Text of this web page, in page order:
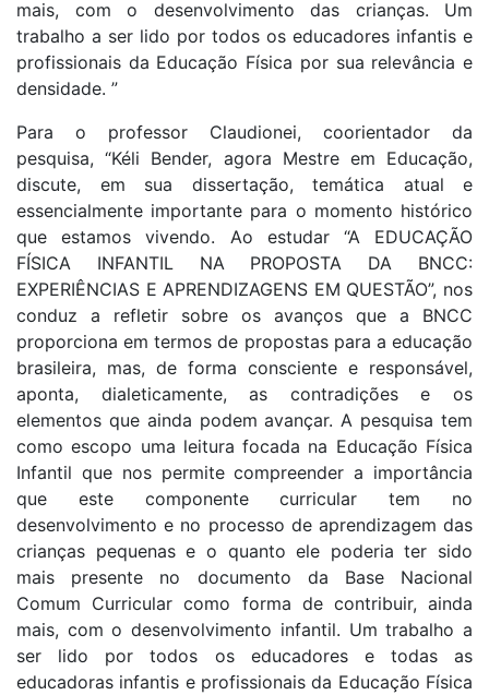
mais, com o desenvolvimento das crianças. Um
trabalho a ser lido por todos os educadores infantis e
profissionais da Educação Física por sua relevância e
densidade. ”
Para o professor Claudionei, coorientador da
pesquisa, “Kéli Bender, agora Mestre em Educação,
discute, em sua dissertação, temática atual e
essencialmente importante para o momento histórico
que estamos vivendo. Ao estudar “A EDUCAÇÃO
FÍSICA INFANTIL NA PROPOSTA DA BNCC:
EXPERIÊNCIAS E APRENDIZAGENS EM QUESTÃO”, nos
conduz a refletir sobre os avanços que a BNCC
proporciona em termos de propostas para a educação
brasileira, mas, de forma consciente e responsável,
aponta, dialeticamente, as contradições e os
elementos que ainda podem avançar. A pesquisa tem
como escopo uma leitura focada na Educação Física
Infantil que nos permite compreender a importância
que este componente curricular tem no
desenvolvimento e no processo de aprendizagem das
crianças pequenas e o quanto ele poderia ter sido
mais presente no documento da Base Nacional
Comum Curricular como forma de contribuir, ainda
mais, com o desenvolvimento infantil. Um trabalho a
ser lido por todos os educadores e todas as
educadoras infantis e profissionais da Educação Física